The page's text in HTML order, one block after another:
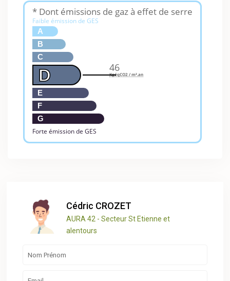
* Dont émissions de gaz à effet de serre
Faible émission de GES
A
B
C
D
E
F
G
Forte émission de GES
46
KgéqCO2 / m².an
Cédric CROZET
AURA 42 - Secteur St Etienne et
alentours